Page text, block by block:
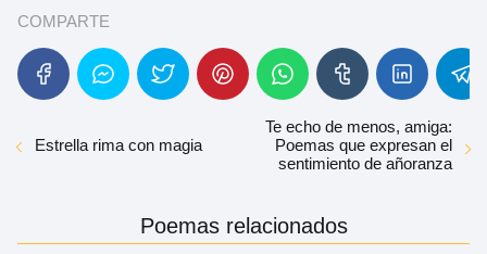
COMPARTE
Estrella rima con magia
Te echo de menos, amiga:
Poemas que expresan el
sentimiento de añoranza
Poemas relacionados